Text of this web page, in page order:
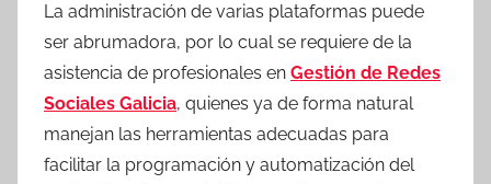
La administración de varias plataformas puede
ser abrumadora, por lo cual se requiere de la
asistencia de profesionales en Gestión de Redes
Sociales Galicia, quienes ya de forma natural
manejan las herramientas adecuadas para
facilitar la programación y automatización del